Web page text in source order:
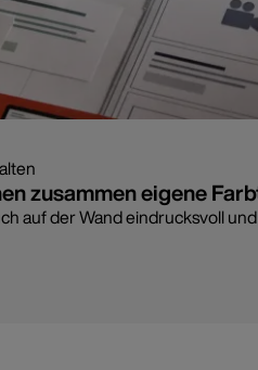
zusammen eigene
auf der Wand eindrucksvoll